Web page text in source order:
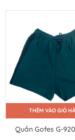
THÊM VÀO GIỎ
Quần Gofes G-